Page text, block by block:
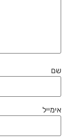
שם
אימייל